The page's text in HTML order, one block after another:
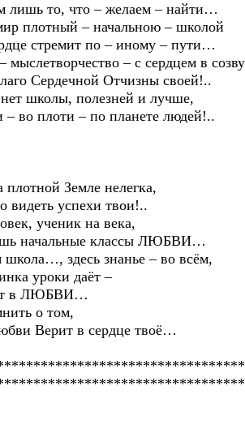
лишь то, что – желаем – найти…
плотный – начальною – школой
стремит по – иному – пути…
мыслетворчество – с сердцем в
Сердечной Отчизны своей!..
школы, полезней и лучше,
– во плоти – по планете людей!..
Земле нелегка,
видеть успехи твои!..
ученик на века,
начальные классы ЛЮБВИ…
школа…, здесь знанье – во всём,
уроки даёт –
в ЛЮБВИ…
о том,
Верит в сердце твоё…